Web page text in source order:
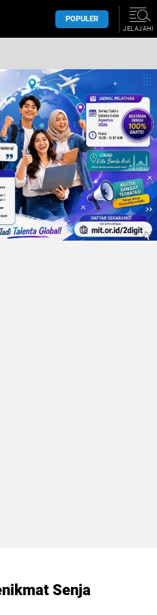
POPULER
JELAJAHI
Senja